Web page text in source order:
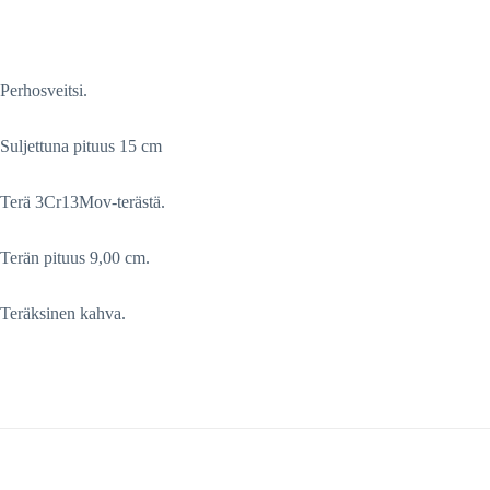
Perhosveitsi.
Suljettuna pituus 15 cm
Terä 3Cr13Mov-terästä.
Terän pituus 9,00 cm.
Teräksinen kahva.